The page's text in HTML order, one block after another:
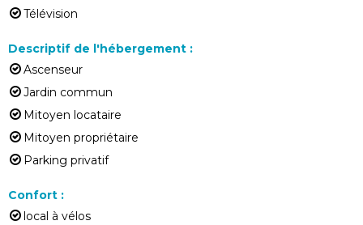
Télévision
Descriptif de l'hébergement :
Ascenseur
Jardin commun
Mitoyen locataire
Mitoyen propriétaire
Parking privatif
Confort :
local à vélos